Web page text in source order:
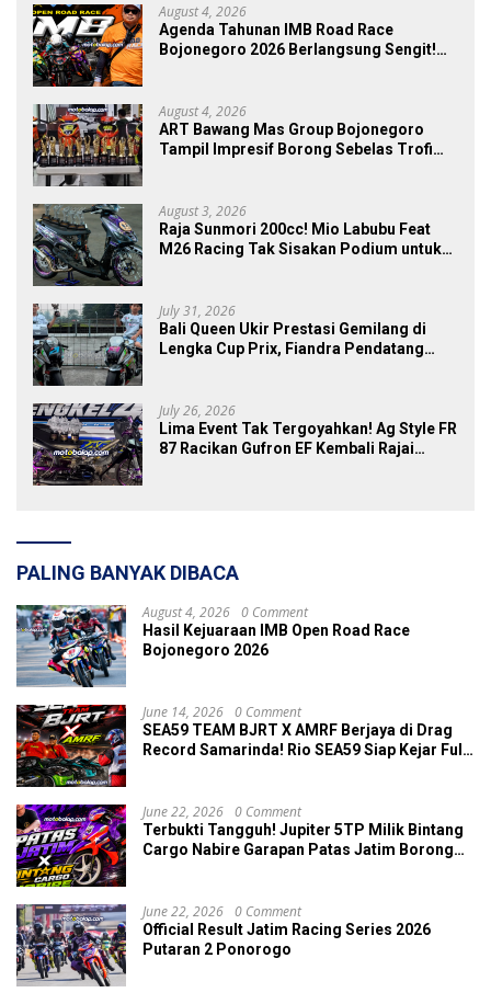
August 4, 2026
Agenda Tahunan IMB Road Race
Bojonegoro 2026 Berlangsung Sengit!
August 4, 2026
ART Bawang Mas Group Bojonegoro
Tampil Impresif Borong Sebelas Trofi
August 3, 2026
Raja Sunmori 200cc! Mio Labubu Feat
M26 Racing Tak Sisakan Podium untuk
July 31, 2026
Bali Queen Ukir Prestasi Gemilang di
Lengka Cup Prix, Fiandra Pendatang
July 26, 2026
Lima Event Tak Tergoyahkan! Ag Style FR
87 Racikan Gufron EF Kembali Rajai
PALING BANYAK DIBACA
August 4, 2026 0 Comment
Hasil Kejuaraan IMB Open Road Race
Bojonegoro 2026
June 14, 2026 0 Comment
SEA59 TEAM BJRT X AMRF Berjaya di Drag
Record Samarinda! Rio SEA59 Siap Kejar Full
June 22, 2026 0 Comment
Terbukti Tangguh! Jupiter 5TP Milik Bintang
Cargo Nabire Garapan Patas Jatim Borong
June 22, 2026 0 Comment
Official Result Jatim Racing Series 2026
Putaran 2 Ponorogo